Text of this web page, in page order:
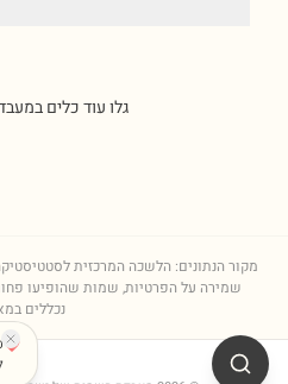
גלו עוד כלים
מקור הנתונים: הלשכה המרכזית
נכללים